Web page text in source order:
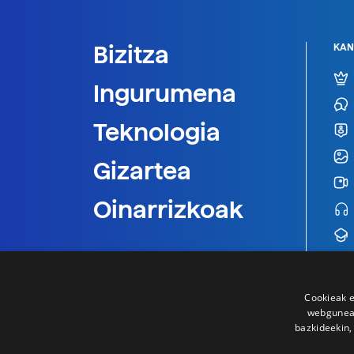
Bizitza
Ingurumena
Teknologia
Gizartea
Oinarrizkoak
Cookieak